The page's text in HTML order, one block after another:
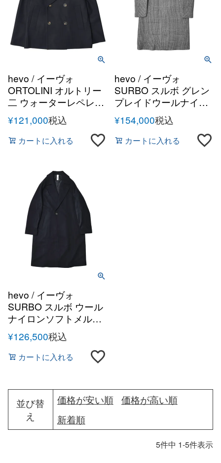
hevo / イーヴォ
ORTOLINI オルトリー
二 ウォーターレペレン
トウールナイロンソフ
トメルトン8Bダブルピ
ーコート
¥121,000税込
カートに入れる
hevo / イーヴォ
SURBO スルボ グレン
プレイドウールナイロ
ンソフトメルトン1Bセ
ミダブルコート
¥154,000税込
カートに入れる
hevo / イーヴォ
SURBO スルボ ウール
ナイロンソフトメルト
ン1Bセミダブルコート
¥126,500税込
カートに入れる
並び替
え
価格が安い順
価格が高い順
新着順
5件中 1-5件表示